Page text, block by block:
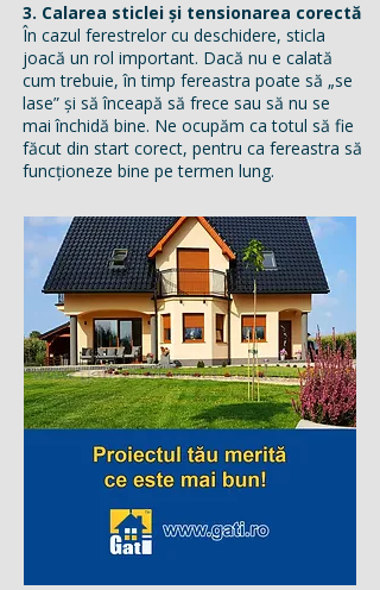
3. Calarea sticlei și tensionarea corectă
În cazul ferestrelor cu deschidere, sticla
joacă un rol important. Dacă nu e calată
cum trebuie, în timp fereastra poate să „se
lase” și să înceapă să frece sau să nu se
mai închidă bine. Ne ocupăm ca totul să fie
făcut din start corect, pentru ca fereastra să
funcționeze bine pe termen lung.